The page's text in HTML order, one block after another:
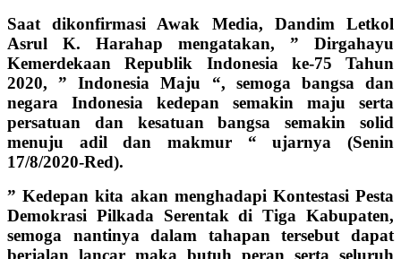
Saat dikonfirmasi Awak Media, Dandim Letkol
Asrul K. Harahap mengatakan, ” Dirgahayu
Kemerdekaan Republik Indonesia ke-75 Tahun
2020, ” Indonesia Maju “, semoga bangsa dan
negara Indonesia kedepan semakin maju serta
persatuan dan kesatuan bangsa semakin solid
menuju adil dan makmur “ ujarnya (Senin
17/8/2020-Red).
” Kedepan kita akan menghadapi Kontestasi Pesta
Demokrasi Pilkada Serentak di Tiga Kabupaten,
semoga nantinya dalam tahapan tersebut dapat
berjalan lancar maka butuh peran serta seluruh